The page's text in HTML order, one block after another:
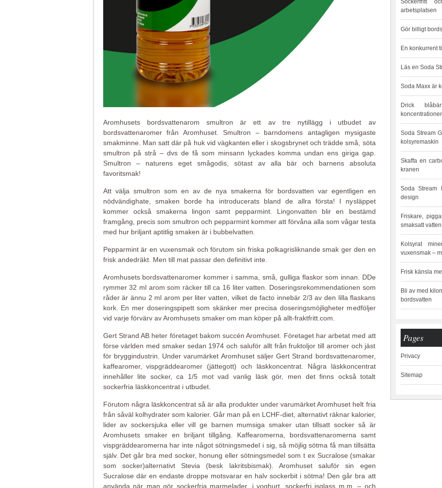
Aromhusets bordsvattenarom smultron är ett av tre nytillägg i utbudet av
bordsvattenaromer från Aromhuset. Smultron – barndomens antagligen mysigaste
smakminne. Man satt där på huk vid vägkanten eller i skogsbrynet och trädde små, söta
smultron på strå – dvs de få som minsann lyckades komma undan ens giriga gap.
Smultron – naturens eget smågodis, sötast av alla bär och barnens absoluta
favoritsmak!
Att välja smultron som en av de nya smakerna för bordsvatten var egentligen en
nödvändighate, smaken borde ha introducerats bland de allra första! I nysläppet
kommer också smakerna lingon samt pepparmint. Lingonvatten blir en bestämd
framgång, precis som smultron och pepparmint kommer att förvåna alla som vågar testa
med hur briljant aptitlig smaken är i bubbelvatten.
Pepparmint är en vuxensmak och förutom sin friska polkagrisliknande smak ger den en
frisk andedräkt. Men till mat passar den definitivt inte.
Aromhusets bordsvattenaromer kommer i samma, små, gulliga flaskor som innan. DDe
rymmer 32 ml arom som räcker till ca 16 liter vatten. Doseringsrekommendationen som
råder är ännu 2 ml arom per liter vatten, vilket de facto innebär 2/3 av den lilla flaskans
kork. En mer doseringspipett som skänker mer precisa doseringsmöjligheter medföljer
vid varje förvärv av Aromhusets smaker om man köper på allt-fraktfritt.com.
Gert Strand AB heter företaget bakom succén Aromhuset. Företaget har arbetat med att
förse världen med smaker sedan 1974 och saluför allt från fruktoljor till aromer och jäst
för bryggindustrin. Under varumärket Aromhuset säljer Gert Strand bordsvattenaromer,
kaffearomer, vispgräddearomer (jättegott) och läskkoncentrat. Några läskkoncentrat
innehåller lite socker, ca 1/5 mot vad vanlig läsk gör, men det finns också totalt
sockerfria läskkoncentrat i utbudet.
Förutom några läskkoncentrat så är alla produkter under varumärket Aromhuset helt fria
från såväl kolhydrater som kalorier. Går man på en LCHF-diet, alternativt räknar kalorier,
lider av sockersjuka eller vill ge barnen mumsiga smaker utan tillsatt socker så är
Aromhusets smaker en briljant tillgång. Kaffearomerna, bordsvattenaromerna samt
vispgräddearomerna har inte något sötningsmedel i sig, så möjlig sötma få man tillsätta
själv. Det går bra med socker, honung eller sötningsmedel som t ex Sucralose (smakar
som socker)alternativt Stevia (besk lakritsbismak). Aromhuset saluför sin egen
Sucralose där en endaste droppe motsvarar en halv sockerbit i sötma! Den går bra att
använda när man gör sockerfria marmelader, i yoghurt, sockerfri isglass m.m. – och
Sockerfritt
arbetsplatsen
Gör billigt
En konkurrent
Läs en Soda
Soda Maxx är
Drick
Soda Stream
kolsyremaskin
Skaffa en
kranen
Soda Stream
design
Friskare,
smaksatt
Kolsyrat
vuxensmak –
Frisk känsla
Bli av med
bordsvatten
Pages
Privacy
Sitemap